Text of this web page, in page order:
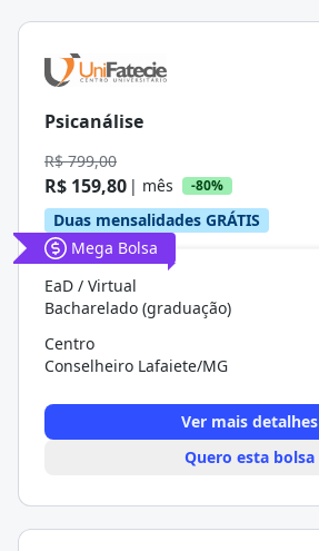
Psicanálise
R$ 799,00
R$ 159,80 | mês -80%
Duas mensalidades GRÁTIS
Mega Bolsa
EaD / Virtual
Bacharelado (graduação)
Centro
Conselheiro Lafaiete/MG
Ver mais detalhes
Quero esta bolsa